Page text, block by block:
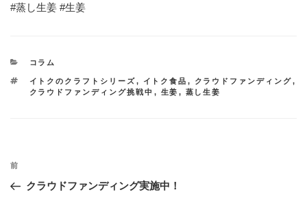
#蒸し生姜 #生姜
カ
ゴ
リ
コラム
タ
グ
イトクのクラフトシリーズ, イトク食品 , クラウドファンディング,
クラウドファンディング挑戦中 , 生姜 , 蒸し生姜
投
過
去
前
クラウドファンディング実施中！